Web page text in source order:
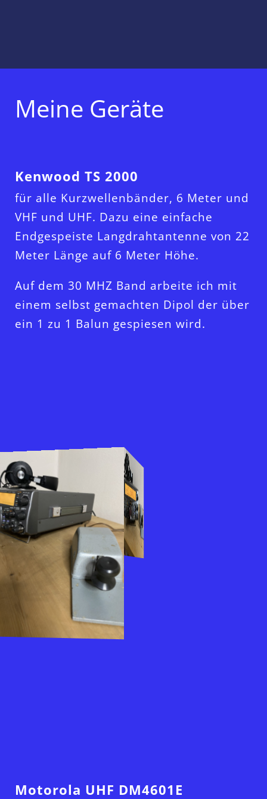
Meine Geräte
Kenwood TS 2000
für alle Kurzwellenbänder, 6 Meter und
VHF und UHF. Dazu eine einfache
Endgespeiste Langdrahtantenne von 22
Meter Länge auf 6 Meter Höhe.
Auf dem 30 MHZ Band arbeite ich mit
einem selbst gemachten Dipol der über
ein 1 zu 1 Balun gespiesen wird.
Motorola UHF DM4601E